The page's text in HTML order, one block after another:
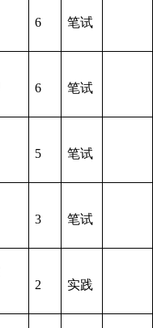
6 笔试
6 笔试
5 笔试
3 笔试
2 实践